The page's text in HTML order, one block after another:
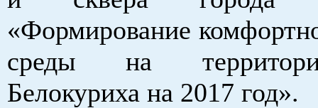
«Формирование
среды на
Белокуриха на 2017 год».